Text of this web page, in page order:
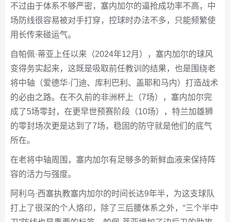
不过由于体系不够严密，塞内加尔的逼抢成功率不高，中
场防线很容易被对手打穿，控球时办法不多，只能频繁使
用长传来碰运气。
自帕佩·蒂亚上任以来（2024年12月），塞内加尔的球风
变得务实起来，这既是吸取前任教训的结果，也是围绕老
将中轴（爱德华·门迪、库利巴利、盖耶和马内）打造战术
的必由之路。在不久前的非洲杯上（7场），塞内加尔完
成了5场零封，在更早世预赛阶段（10场），特兰加雄狮
的零封场次更是达到了7场，稳固的防守就是他们的底气
所在。
在老将中轴周围，塞内加尔有足够多的新鲜血液来保持阵
容的活力与强度。
阿利乌·西塞执教塞内加尔的时间长达9年半，为这支球队
打上了很深的个人烙印，除了三后腰体系之外，“三个半中